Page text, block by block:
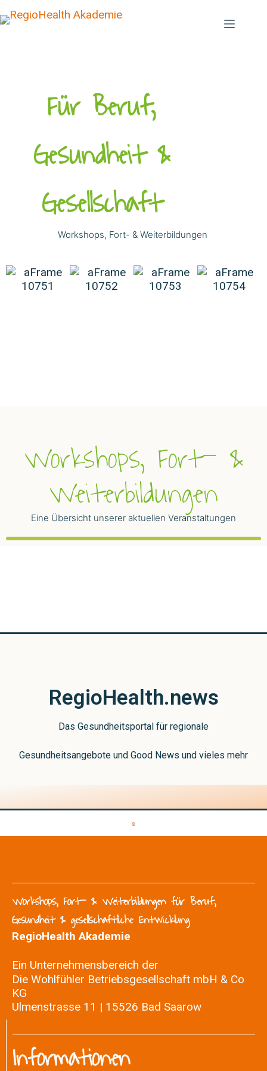
Für Beruf,
Gesundheit &
Gesellschaft
Workshops, Fort- & Weiterbildungen
Workshops, Fort- &
Weiterbildungen
Eine Übersicht unserer aktuellen Veranstaltungen
RegioHealth.news
Das Gesundheitsportal für regionale
Gesundheitsangebote und Good News und vieles mehr
Workshops, Fort- & Weiterbildungen für Beruf,
Gesundheit & gesellschaftliche Entwicklung
RegioHealth Akademie
Ein Unternehmensbereich der
Die Wohlfühler Betriebsgesellschaft mbH & Co
KG
Ulmenstrasse 11 | 15526 Bad Saarow
Informationen